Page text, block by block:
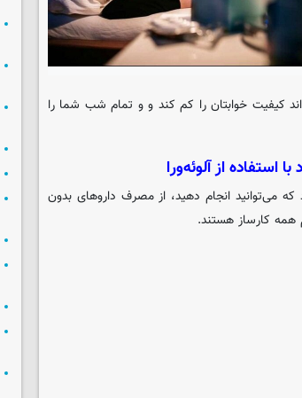
کیفیت خوابتان را کم کند و و تمام شب شما را
استفاده از آلوئه‌ورا
که می‌توانید انجام دهید، از مصرف داروهای بدون
همه کارساز هستند.